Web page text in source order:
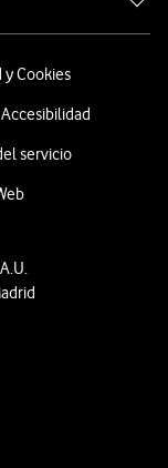
y Cookies
Accesibilidad
servicio